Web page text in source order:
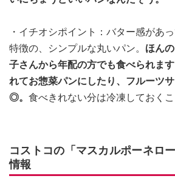
・イチオシポイント：バター感があ
特徴の、シンプルな丸いパン。 ほん
子さんから年配の方でも食べられま
れてお惣菜パンにしたり、フルーツ
◎。 食べきれない分は冷凍しておくこ
コストコの「マスカルポーネロ
情報